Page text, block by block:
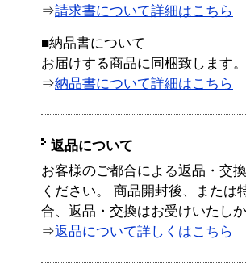
⇒請求書について詳細はこちら
■納品書について
お届けする商品に同梱致します。
⇒納品書について詳細はこちら
返品について
お客様のご都合による返品・交
ください。 商品開封後、または
合、返品・交換はお受けいたし
⇒返品について詳しくはこちら